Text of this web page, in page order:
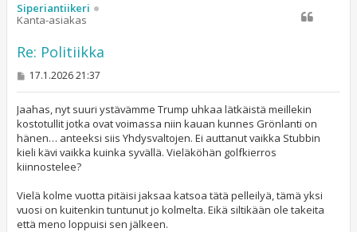
Siperiantiikeri
Kanta-asiakas
Re: Politiikka
V
e
s
t
i
17.1.2026 21:37
Jaahas, nyt suuri ystävämme Trump uhkaa lätkäistä meillekin
kostotullit jotka ovat voimassa niin kauan kunnes Grönlanti on
hänen… anteeksi siis Yhdysvaltojen. Ei auttanut vaikka Stubbin
kieli kävi vaikka kuinka syvällä. Vieläköhän golfkierros
kiinnostelee?
Vielä kolme vuotta pitäisi jaksaa katsoa tätä pelleilyä, tämä yksi
vuosi on kuitenkin tuntunut jo kolmelta. Eikä siltikään ole takeita
että meno loppuisi sen jälkeen.